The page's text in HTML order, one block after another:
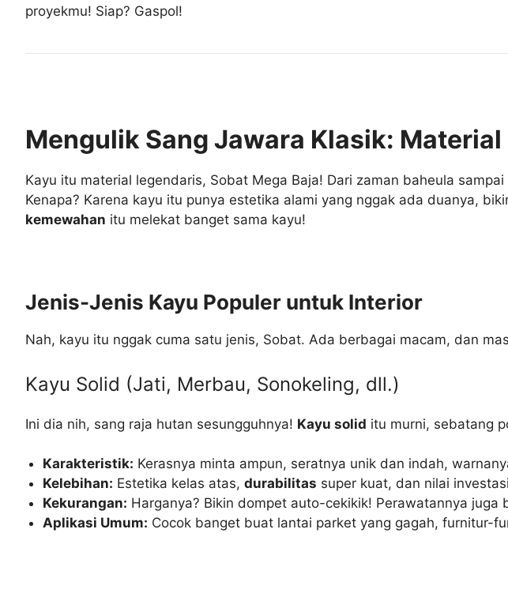
proyekmu! Siap? Gaspol!
Mengulik Sang Jawara Klasik: Material
Kayu itu material legendaris, Sobat Mega Baja! Dari zaman baheula
Kenapa? Karena kayu itu punya estetika alami yang nggak ada duanya,
kemewahan itu melekat banget sama kayu!
Jenis-Jenis Kayu Populer untuk Interior
Nah, kayu itu nggak cuma satu jenis, Sobat. Ada berbagai macam, dan
Kayu Solid (Jati, Merbau, Sonokeling, dll.)
Ini dia nih, sang raja hutan sesungguhnya! Kayu solid itu murni, sebatang
Karakteristik: Kerasnya minta ampun, seratnya unik dan indah,
Kelebihan: Estetika kelas atas,durabilitas super kuat, dan nilai
Kekurangan: Harganya? Bikin dompet auto-cekikik! Perawatannya
Aplikasi Umum: Cocok banget buat lantai parket yang gagah, furnitur-